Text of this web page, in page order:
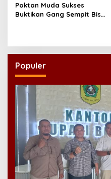
Poktan Muda Sukses
Buktikan Gang Sempit Bisa
Populer